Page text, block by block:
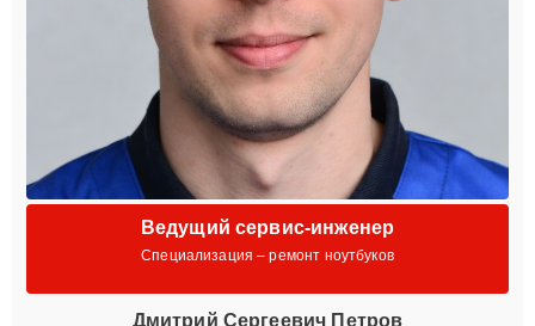
Ведущий сервис-инженер
Специализация – ремонт ноутбуков
Дмитрий Сергеевич Петров